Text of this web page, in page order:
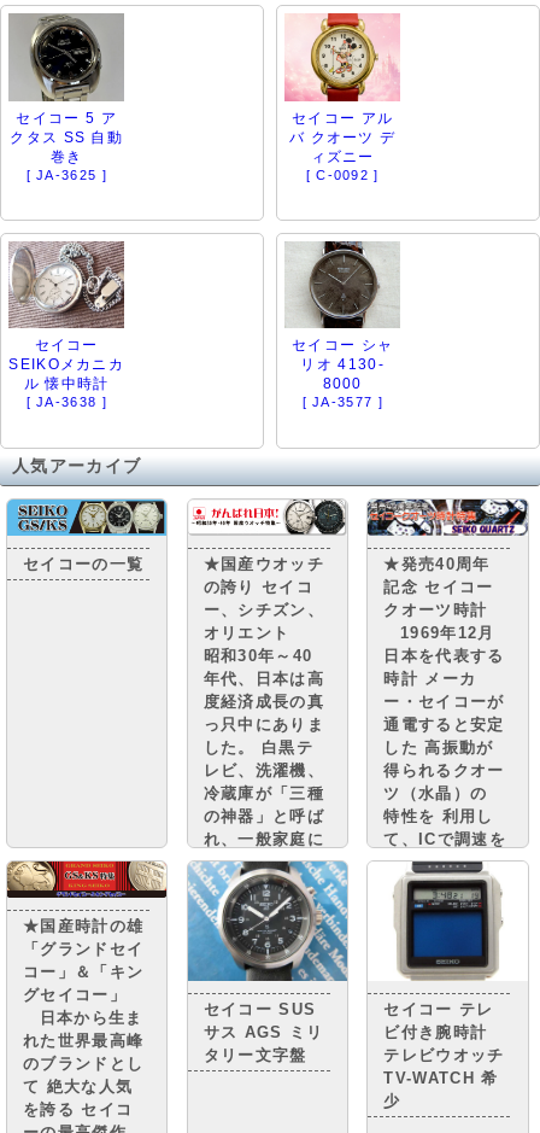
セイコー 5 ア
クタス SS 自動
巻き
[ JA-3625 ]
セイコー アル
バ クオーツ デ
ィズニー
[ C-0092 ]
セイコー
SEIKOメカニカ
ル 懐中時計
[ JA-3638 ]
セイコー シャ
リオ 4130-
8000
[ JA-3577 ]
人気アーカイブ
セイコーの一覧
★国産ウオッチ
の誇り セイコ
ー、シチズン、
オリエント
昭和30年～40
年代、日本は高
度経済成長の真
っ只中にありま
した。 白黒テ
レビ、洗濯機、
冷蔵庫が「三種
の神器」と呼ば
れ、一般家庭に
普及。 街には
小さな憧れのマ
イカーが走り、
国民は豊かさの
実感と 自信を
取り戻しつつあ
りまし
た。・・・・
★発売40周年
記念 セイコー
クオーツ時計
1969年12月
日本を代表する
時計 メーカ
ー・セイコーが
通電すると安定
した 高振動が
得られるクオー
ツ（水晶）の
特性を 利用し
て、ICで調速を
行い、モーター
で針を動かす
機構を搭載した
クオーツ時計
“セイコークオ
ーツアストロ
ン”を 世界に先
駆けて発売しま
した。
★国産時計の雄
「グランドセイ
コー」＆「キン
グセイコー」
日本から生ま
れた世界最高峰
のブランドとし
て 絶大な人気
を誇る セイコ
セイコー SUS
サス AGS ミリ
タリー文字盤
セイコー テレ
ビ付き腕時計
テレビウオッチ
TV-WATCH 希
少